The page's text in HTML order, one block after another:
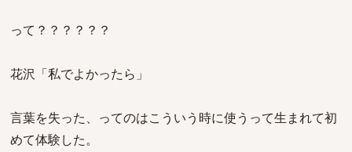
って？？？？？？
花沢「私でよかったら」
言葉を失った、ってのはこういう時に使うって生まれて初
めて体験した。